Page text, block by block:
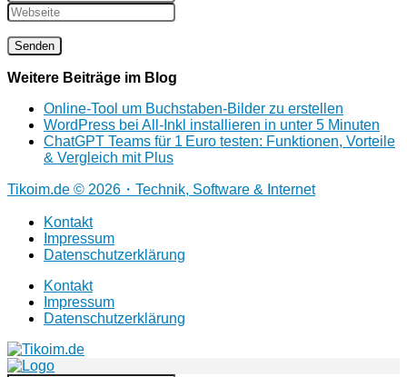
Weitere Beiträge im Blog
Online‑Tool um Buchstaben‑Bilder zu erstellen
WordPress bei All-Inkl installieren in unter 5 Minuten
ChatGPT Teams für 1 Euro testen: Funktionen, Vorteile
& Vergleich mit Plus
Tikoim.de © 2026・Technik, Software & Internet
Kontakt
Impressum
Datenschutzerklärung
Kontakt
Impressum
Datenschutzerklärung